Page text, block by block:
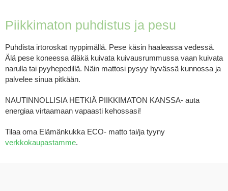
Piikkimaton puhdistus ja pesu
Puhdista irtoroskat nyppimällä. Pese käsin haaleassa vedessä.
Älä pese koneessa äläkä kuivata kuivausrummussa vaan kuivata
narulla tai pyyhepedillä. Näin mattosi pysyy hyvässä kunnossa ja
palvelee sinua pitkään.
NAUTINNOLLISIA HETKIÄ PIIKKIMATON KANSSA- auta
energiaa virtaamaan vapaasti kehossasi!
Tilaa oma Elämänkukka ECO- matto tai/ja tyyny
verkkokaupastamme.